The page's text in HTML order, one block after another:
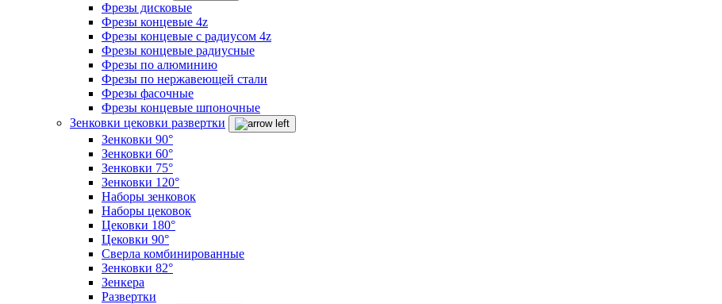
Фрезы дисковые
Фрезы концевые 4z
Фрезы концевые с радиусом 4z
Фрезы концевые радиусные
Фрезы по алюминию
Фрезы по нержавеющей стали
Фрезы фасочные
Фрезы концевые шпоночные
Зенковки цековки развертки
Зенковки 90°
Зенковки 60°
Зенковки 75°
Зенковки 120°
Наборы зенковок
Наборы цековок
Цековки 180°
Цековки 90°
Сверла комбинированные
Зенковки 82°
Зенкера
Развертки